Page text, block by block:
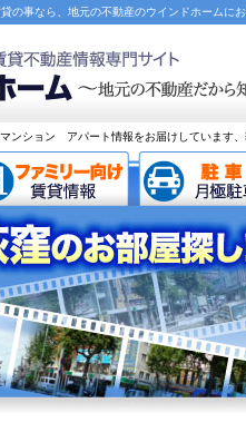
の事なら、地元の不動産のウインドホームに
ンション アパート情報をお届けしています